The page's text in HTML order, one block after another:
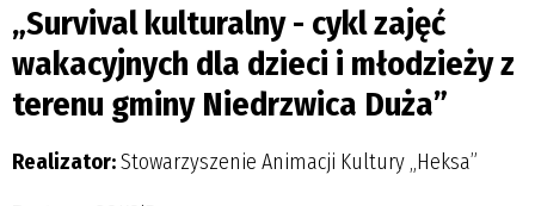
„Survival kulturalny - cykl zajęć
wakacyjnych dla dzieci i młodzieży z
terenu gminy Niedrzwica Duża”
Realizator:Stowarzyszenie Animacji Kultury „Heksa”